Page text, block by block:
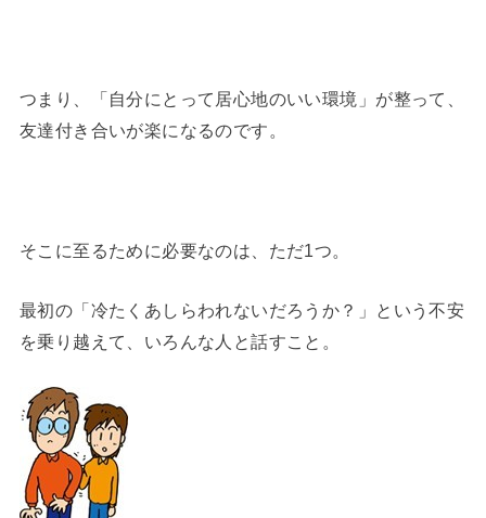
つまり、「自分にとって居心地のいい環境」が整って、
友達付き合いが楽になるのです。
そこに至るために必要なのは、ただ1つ。
最初の「冷たくあしらわれないだろうか？」という不安
を乗り越えて、いろんな人と話すこと。